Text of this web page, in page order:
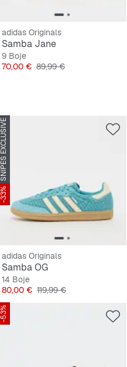
adidas Originals
Samba Jane
9 Boje
Cijena
70,00 € Originalna cijena
89,99 €
SNIPES EXCLUSIVE
-33%
adidas Originals
Samba OG
14 Boje
Cijena
80,00 € Originalna cijena
119,99 €
-53%